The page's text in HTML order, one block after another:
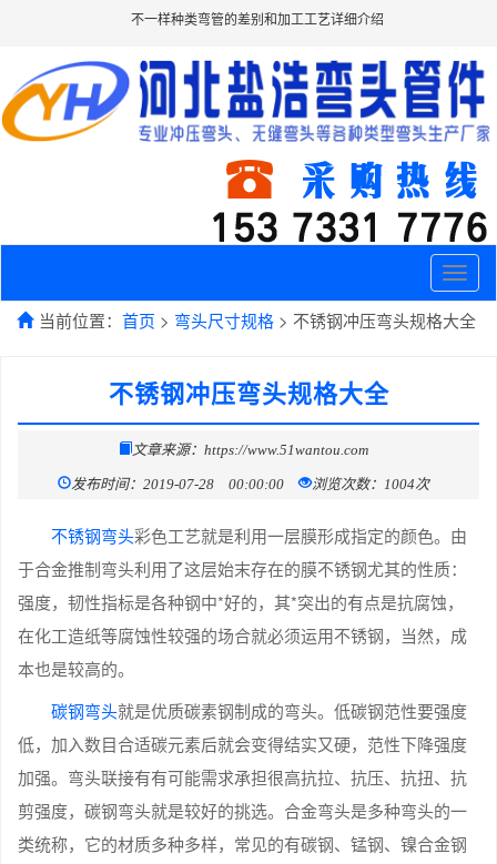
不一样种类弯管的差别和加工工艺详细介绍
Toggle
当前位置： 首页 > 弯头尺寸规格 > 不锈钢冲压弯头规格大全
不锈钢冲压弯头规格大全
文章来源：https://www.51wantou.com
发布时间：2019-07-28 00:00:00 浏览次数：1004次
不锈钢弯头彩色工艺就是利用一层膜形成指定的颜色。由
于合金推制弯头利用了这层始末存在的膜不锈钢尤其的性质：
强度，韧性指标是各种钢中*好的，其*突出的有点是抗腐蚀，
在化工造纸等腐蚀性较强的场合就必须运用不锈钢，当然，成
本也是较高的。
碳钢弯头就是优质碳素钢制成的弯头。低碳钢范性要强度
低，加入数目合适碳元素后就会变得结实又硬，范性下降强度
加强。弯头联接有有可能需求承担很高抗拉、抗压、抗扭、抗
剪强度，碳钢弯头就是较好的挑选。合金弯头是多种弯头的一
类统称，它的材质多种多样，常见的有碳钢、锰钢、镍合金钢